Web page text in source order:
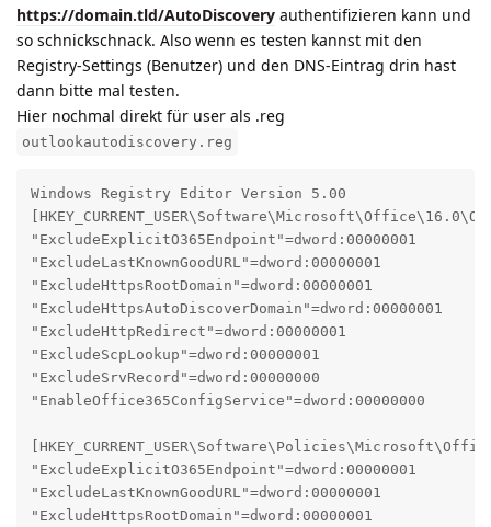
https://domain.tld/AutoDiscovery authentifizieren kann und
so schnickschnack. Also wenn es testen kannst mit den
Registry-Settings (Benutzer) und den DNS-Eintrag drin hast
dann bitte mal testen.
Hier nochmal direkt für user als .reg
outlookautodiscovery.reg
Windows Registry Editor Version 5.00
"ExcludeExplicitO365Endpoint"=dword:00000001
"ExcludeLastKnownGoodURL"=dword:00000001
"ExcludeHttpsRootDomain"=dword:00000001
"ExcludeHttpsAutoDiscoverDomain"=dword:00000001
"ExcludeHttpRedirect"=dword:00000001
"ExcludeScpLookup"=dword:00000001
"ExcludeSrvRecord"=dword:00000000
"EnableOffice365ConfigService"=dword:00000000
"ExcludeExplicitO365Endpoint"=dword:00000001
"ExcludeLastKnownGoodURL"=dword:00000001
"ExcludeHttpsRootDomain"=dword:00000001